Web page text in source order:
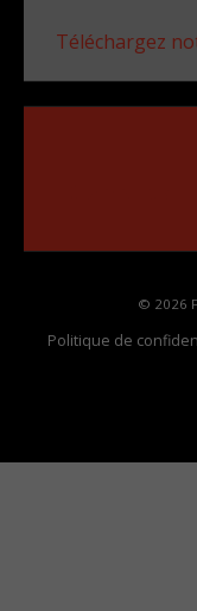
Téléchargez
© 2026
Politique de